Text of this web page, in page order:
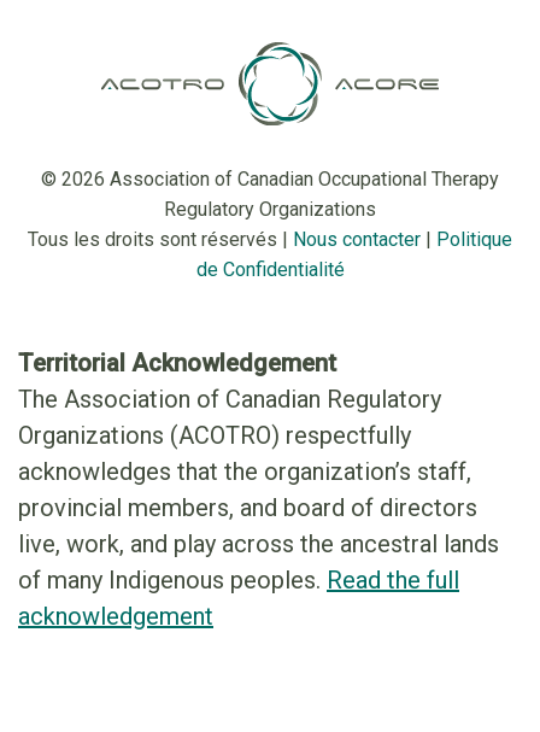
© 2026 Association of Canadian Occupational Therapy
Regulatory Organizations
Tous les droits sont réservés | Nous contacter | Politique
de Confidentialité
Territorial Acknowledgement
The Association of Canadian Regulatory
Organizations (ACOTRO) respectfully
acknowledges that the organization’s staff,
provincial members, and board of directors
live, work, and play across the ancestral lands
of many Indigenous peoples. Read the full
acknowledgement